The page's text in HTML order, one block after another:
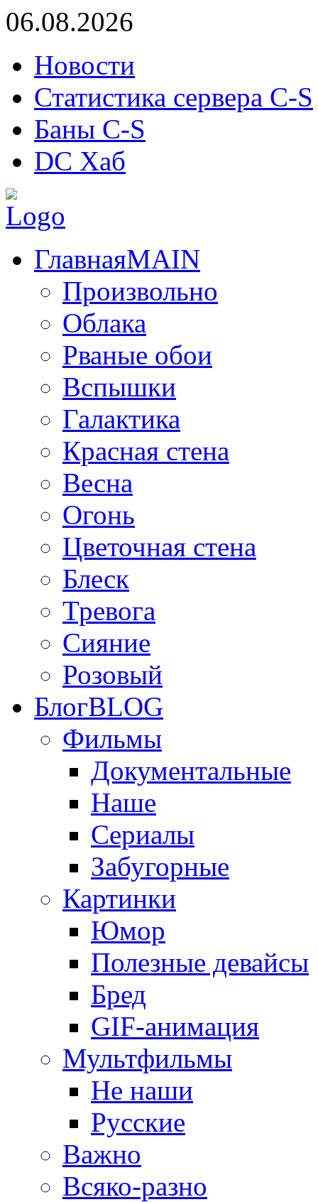
06.08.2026
Новости
Статистика сервера C-S
Баны C-S
DC Хаб
ГлавнаяMAIN
Произвольно
Облака
Рваные обои
Вспышки
Галактика
Красная стена
Весна
Огонь
Цветочная стена
Блеск
Тревога
Сияние
Розовый
БлогBLOG
Фильмы
Документальные
Наше
Сериалы
Забугорные
Картинки
Юмор
Полезные девайсы
Бред
GIF-анимация
Мультфильмы
Не наши
Русские
Важно
Всяко-разно